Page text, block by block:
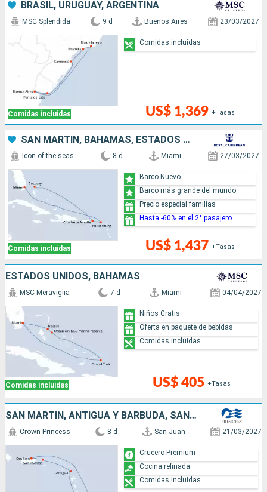
BRASIL, URUGUAY, ARGENTINA
Comidas incluidas
MSC Splendida 9 d Buenos Aires 23/03/2027
US$ 1,369 +Tasas
Comidas incluidas
SAN MARTÍN, BAHAMAS, ESTADOS UNIDOS
Comidas incluidas
Icon of the seas 8 d Miami 27/03/2027
US$ 1,437 +Tasas
Barco Nuevo
Barco más grande del mundo
Precio especial familias
Hasta -60% en el 2° pasajero
ESTADOS UNIDOS, BAHAMAS
Comidas incluidas
MSC Meraviglia 7 d Miami 04/04/2027
US$ 405 +Tasas
Niños Gratis
Oferta en paquete de bebidas
Comidas incluidas
SAN MARTÍN, ANTIGUA Y BARBUDA, SANTA LUCIA, BARBADOS, PUERTO RICO
Crown Princess 8 d San Juan 21/03/2027
Crucero Premium
Cocina refinada
Comidas incluidas